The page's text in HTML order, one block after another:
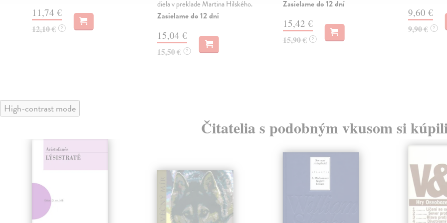
11,74 €
12,10 € ?
diela v preklade Martina Hilského.
Zasielame do 12 dní
15,04 €
15,50 € ?
Zasielame do 12 dní
15,42 €
15,90 € ?
9,60 €
9,90 € ?
High-contrast mode
Čitatelia s podobným vkusom si